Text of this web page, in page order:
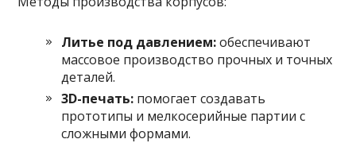
Литье под давлением:обеспечивают
массовое производство прочных и точных
деталей.
3D-печать: помогает создавать
прототипы и мелкосерийные партии с
сложными формами.